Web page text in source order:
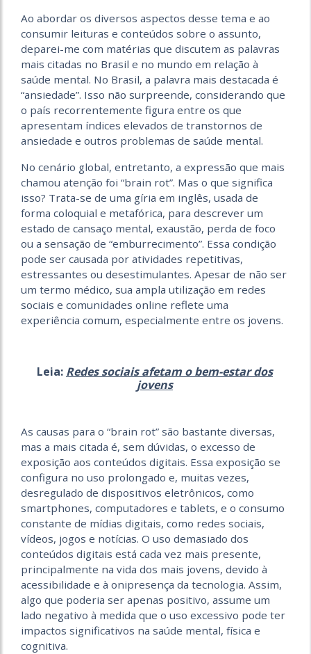
Ao abordar os diversos aspectos desse tema e ao
consumir leituras e conteúdos sobre o assunto,
deparei-me com matérias que discutem as palavras
mais citadas no Brasil e no mundo em relação à
saúde mental. No Brasil, a palavra mais destacada é
“ansiedade”. Isso não surpreende, considerando que
o país recorrentemente figura entre os que
apresentam índices elevados de transtornos de
ansiedade e outros problemas de saúde mental.
No cenário global, entretanto, a expressão que mais
chamou atenção foi “brain rot”. Mas o que significa
isso? Trata-se de uma gíria em inglês, usada de
forma coloquial e metafórica, para descrever um
estado de cansaço mental, exaustão, perda de foco
ou a sensação de “emburrecimento”. Essa condição
pode ser causada por atividades repetitivas,
estressantes ou desestimulantes. Apesar de não ser
um termo médico, sua ampla utilização em redes
sociais e comunidades online reflete uma
experiência comum, especialmente entre os jovens.
Leia: Redes sociais afetam o bem-estar dos
jovens
As causas para o “brain rot” são bastante diversas,
mas a mais citada é, sem dúvidas, o excesso de
exposição aos conteúdos digitais. Essa exposição se
configura no uso prolongado e, muitas vezes,
desregulado de dispositivos eletrônicos, como
smartphones, computadores e tablets, e o consumo
constante de mídias digitais, como redes sociais,
vídeos, jogos e notícias. O uso demasiado dos
conteúdos digitais está cada vez mais presente,
principalmente na vida dos mais jovens, devido à
acessibilidade e à onipresença da tecnologia. Assim,
algo que poderia ser apenas positivo, assume um
lado negativo à medida que o uso excessivo pode ter
impactos significativos na saúde mental, física e
cognitiva.